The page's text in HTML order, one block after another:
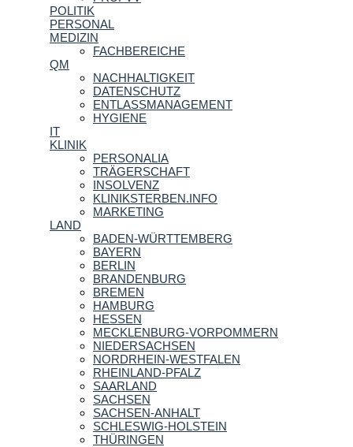
POLITIK
PERSONAL
MEDIZIN
FACHBEREICHE
QM
NACHHALTIGKEIT
DATENSCHUTZ
ENTLASSMANAGEMENT
HYGIENE
IT
KLINIK
PERSONALIA
TRÄGERSCHAFT
INSOLVENZ
KLINIKSTERBEN.INFO
MARKETING
LAND
BADEN-WÜRTTEMBERG
BAYERN
BERLIN
BRANDENBURG
BREMEN
HAMBURG
HESSEN
MECKLENBURG-VORPOMMERN
NIEDERSACHSEN
NORDRHEIN-WESTFALEN
RHEINLAND-PFALZ
SAARLAND
SACHSEN
SACHSEN-ANHALT
SCHLESWIG-HOLSTEIN
THÜRINGEN